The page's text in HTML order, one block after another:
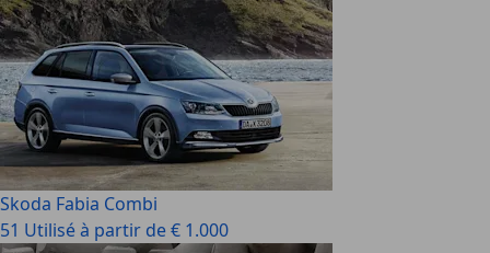
Skoda Fabia Combi
51 Utilisé à partir de € 1.000